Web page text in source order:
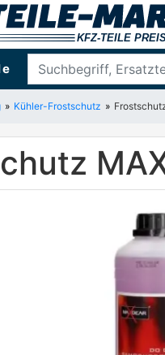
Kühler-Frostschutz